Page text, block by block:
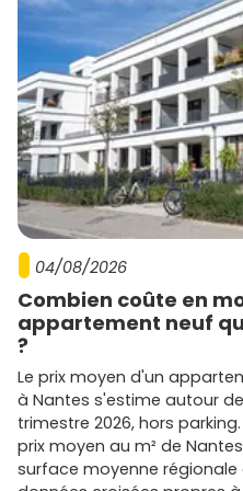
résidentielle et le
zones.
Des écarts notables:
golfou ducentre-
que la périphérie reste
ton budget.
Ce mouvement reste
logements performants
des ménages pour les
l'agglo lorientaise.
Demande locative
locataires
La demande locative est
Lorient(emploi naval,
alternants de l'Université
actifs. Lespetites surfaces
proximité des axes ou des
rapidement, tandis que les
04/08/2026
Combien coûte en
appartement neuf
?
Le prix moyen d'un
à Nantes s'estime autour
trimestre 2026, hors
prix moyen au m² de
surface moyenne